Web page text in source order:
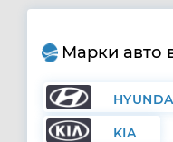
Марки авто
KIA